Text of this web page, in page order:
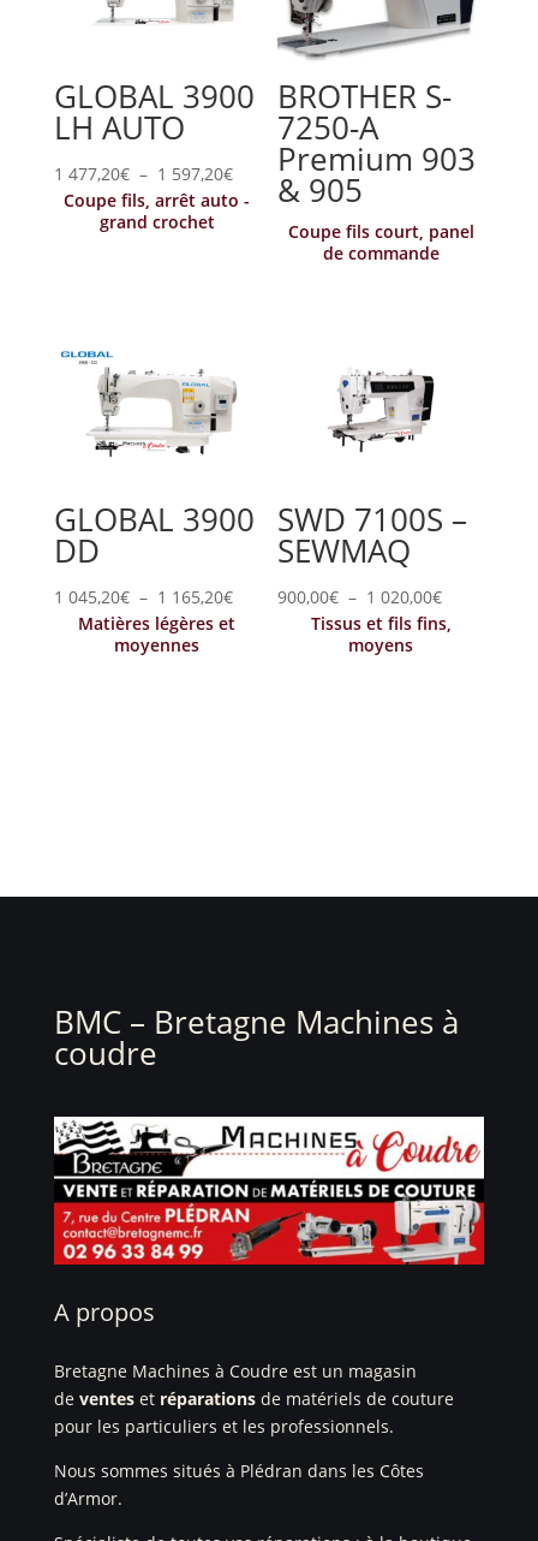
GLOBAL 3900
LH AUTO
1 477,20€ – 1 597,20€Plage
de
597,20€
Coupe fils, arrêt auto -
grand crochet
BROTHER S-
7250-A
Premium 903
& 905
Coupe fils court, panel
de commande
GLOBAL 3900
DD
1 045,20€ – 1 165,20€Plage
de
Matières légères et
moyennes
SWD 7100S –
SEWMAQ
900,00€ – 1 020,00€Plage
de
Tissus et fils fins,
moyens
BMC – Bretagne Machines à
coudre
A propos
Bretagne Machines à Coudre est un magasin
de ventes et réparations de matériels de couture
pour les particuliers et les professionnels.
Nous sommes situés à Plédran dans les Côtes
d’Armor.